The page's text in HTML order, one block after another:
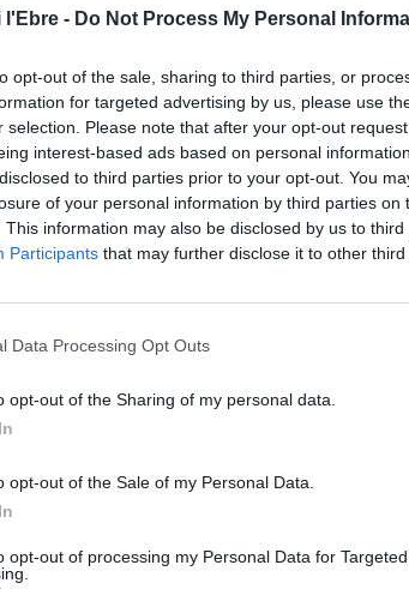
l'Ebre - Do Not Process My Personal
opt-out of the sale, sharing to third parties, or
for targeted advertising by us, please use
selection. Please note that after your opt-out
interest-based ads based on personal
to third parties prior to your opt-out. You
of your personal information by third parties on
This information may also be disclosed by us to
Participants that may further disclose it to other third
Data Processing Opt Outs
opt-out of the Sharing of my personal data.
opt-out of the Sale of my Personal Data.
opt-out of processing my Personal Data for Targeted
parcialment al juny de 2017 i de manera
va quedar completada i operativa
tortosina, amb els reflexos al riu que
indrets nocturns més fotografiats de la
2018, la il·luminació es va interrompre
metres de cablejat, que es van restituir.
De la Vega demana una taula de